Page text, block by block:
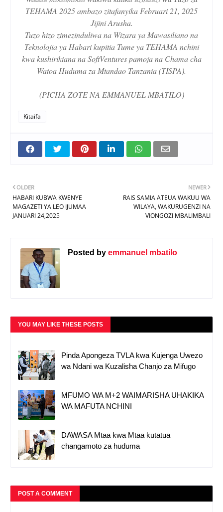
TEHAMA 2025 ambazo zitafanyika Februari 21, 2025
Jijini Arusha.
Tuzo hizo zimezinduliwa na Wizara ya Mawasiliano na
Teknolojia ya Habari kupitia Tume ya TEHAMA nchini
kwa kushirikiana na SoftVentures pamoja na Chama cha
Watoa Huduma za Mtandao Tanzania (TISPA).
(PICHA ZOTE NA EMMANUEL MBATILO)
Kitaifa
NEWER
RAIS SAMIA ATEUA WAKUU WA
WILAYA, WAKURUGENZI NA
VIONGOZI MBALIMBALI
OLDER
HABARI KUBWA KWENYE
MAGAZETI YA LEO IJUMAA
JANUARI 24,2025
Posted by emmanuel mbatilo
YOU MAY LIKE THESE POSTS
Pinda Apongeza TVLA kwa Kujenga Uwezo
wa Ndani wa Kuzalisha Chanjo za Mifugo
MFUMO WA M+2 WAIMARISHA UHAKIKA
WA MAFUTA NCHINI
DAWASA Mtaa kwa Mtaa kutatua
changamoto za huduma
POST A COMMENT